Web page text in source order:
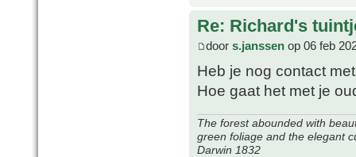
Re: Richard's
door s.janssen op 06 feb
Heb je nog contact
Hoe gaat het met je
The forest abounded with
green foliage and the elegant
Darwin 1832